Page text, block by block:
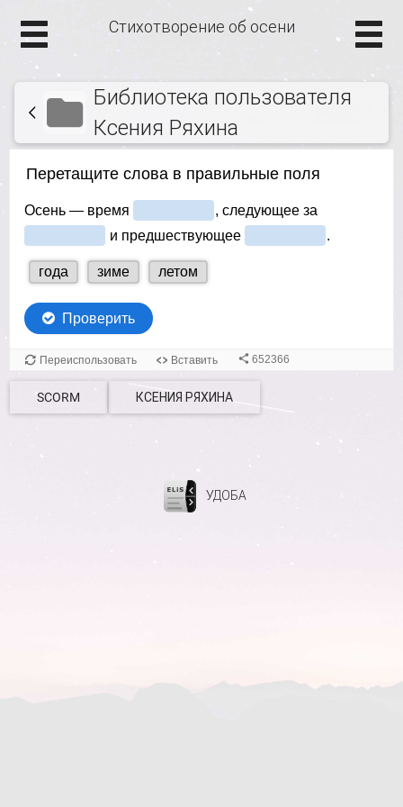
Стихотворение об осени
Библиотека пользователя
Ксения Ряхина
SCORM КСЕНИЯ РЯХИНА
УДОБА